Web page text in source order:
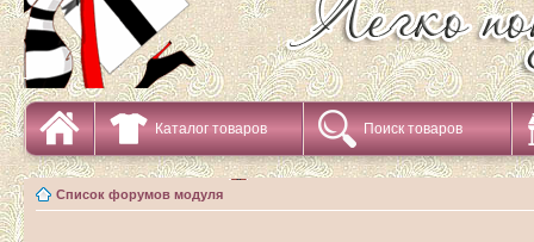
Каталог товаров Поиск товаров
Список форумов модуля